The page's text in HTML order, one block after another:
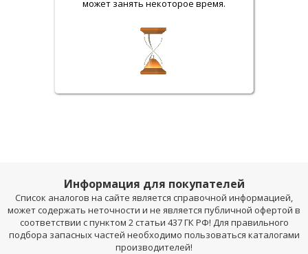
может занять некоторое время.
Информация для покупателей
Список аналогов на сайте является справочной информацией,
может содержать неточности и не является публичной офертой в
соответствии с пунктом 2 статьи 437 ГК РФ! Для правильного
подбора запасных частей необходимо пользоваться каталогами
производителей!